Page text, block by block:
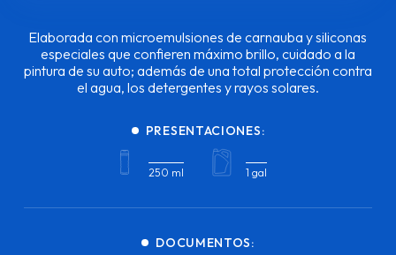
Elaborada con microemulsiones de carnauba y siliconas
especiales que confieren máximo brillo, cuidado a la
pintura de su auto; además de una total protección contra
el agua, los detergentes y rayos solares.
PRESENTACIONES:
250 ml 1 gal
DOCUMENTOS: